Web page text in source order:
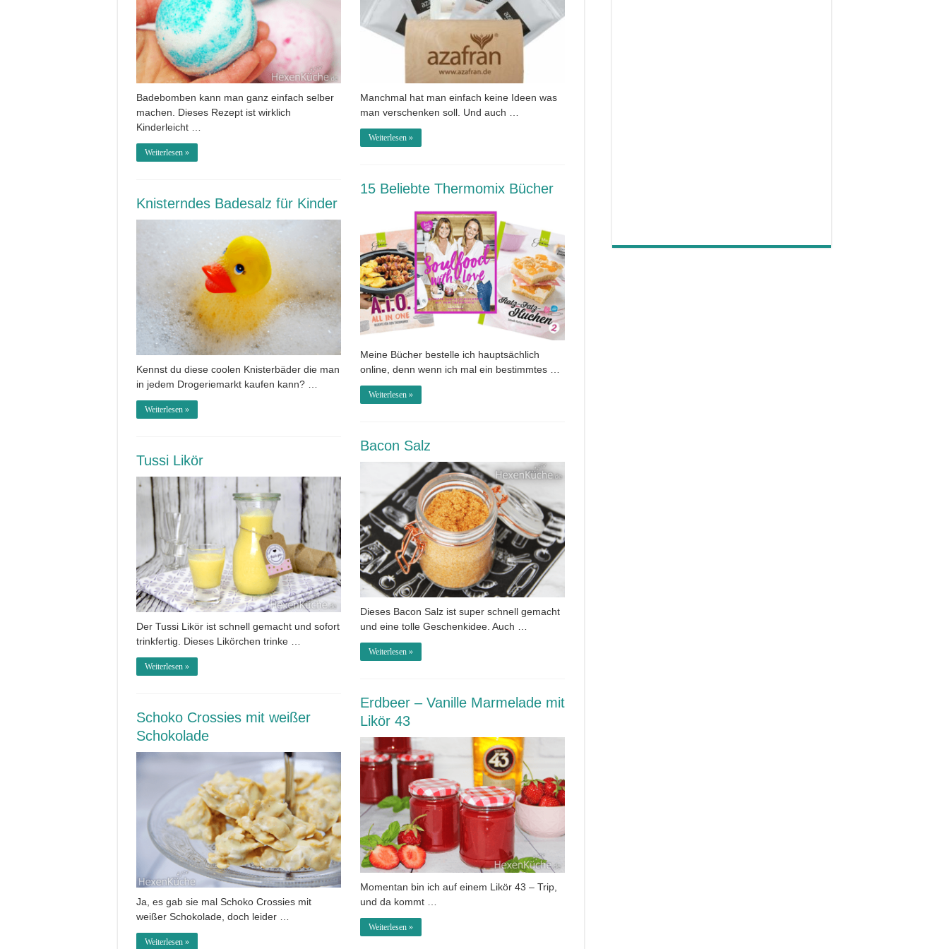
Manchmal hat man einfach keine Ideen was
man verschenken soll. Und auch …
Weiterlesen »
Badebomben kann man ganz einfach selber
machen. Dieses Rezept ist wirklich
Kinderleicht …
Weiterlesen »
15 Beliebte Thermomix Bücher
Meine Bücher bestelle ich hauptsächlich
online, denn wenn ich mal ein bestimmtes …
Weiterlesen »
Knisterndes Badesalz für Kinder
Kennst du diese coolen Knisterbäder die man
in jedem Drogeriemarkt kaufen kann? …
Weiterlesen »
Bacon Salz
Dieses Bacon Salz ist super schnell gemacht
und eine tolle Geschenkidee. Auch …
Weiterlesen »
Tussi Likör
Der Tussi Likör ist schnell gemacht und sofort
trinkfertig. Dieses Likörchen trinke …
Weiterlesen »
Erdbeer – Vanille Marmelade mit
Likör 43
Momentan bin ich auf einem Likör 43 – Trip,
und da kommt …
Weiterlesen »
Schoko Crossies mit weißer
Schokolade
Ja, es gab sie mal Schoko Crossies mit
weißer Schokolade, doch leider …
Weiterlesen »